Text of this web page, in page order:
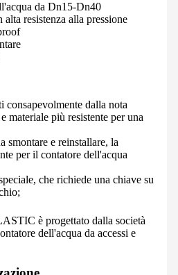
da Dn15-Dn40
resistenza alla pressione
consapevolmente dalla nota
materiale più resistente per una
smontare e reinstallare, la
per il contatore dell'acqua
che richiede una chiave su
è progettato dalla società
dell'acqua da accessi e